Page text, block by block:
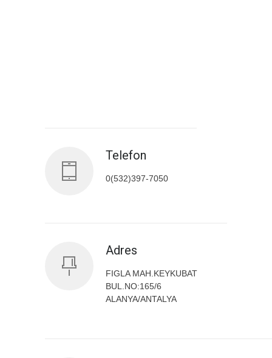
Telefon
0(532)397-7050
Adres
FIGLA MAH.KEYKUBAT
BUL.NO:165/6
ALANYA/ANTALYA